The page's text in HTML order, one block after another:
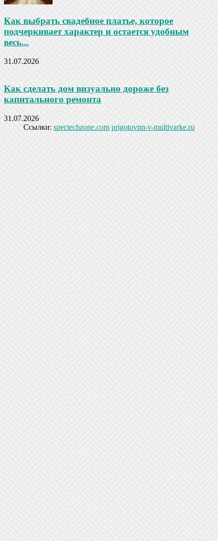
Как выбрать свадебное платье, которое
подчеркивает характер и остается удобным
весь...
31.07.2026
Как сделать дом визуально дороже без
капитального ремонта
31.07.2026
Ссылки: spectechzone.com prigotovim-v-multivarke.ru